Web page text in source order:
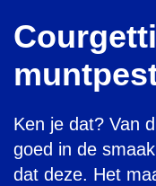
Ken je dat? Van
goed in de
dat deze. Het